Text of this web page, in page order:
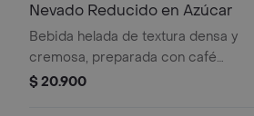
Nevado Reducido en Azúcar
Bebida helada de textura densa y
cremosa, preparada con café
espresso, mezcla láctea reducida en
$ 20.900